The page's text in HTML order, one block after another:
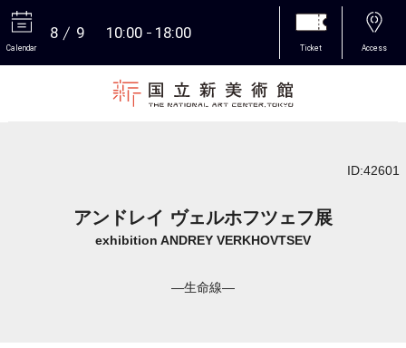
Calendar
8 9 10:00 18:00
Ticket Access
ID:42601
アンドレイ ヴェルホフツェフ展
exhibition ANDREY VERKHOVTSEV
―生命線―